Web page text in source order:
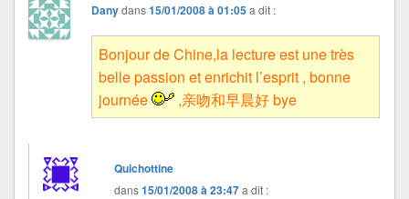
Danydans15/01/2008 à 01:05 a dit :
Bonjour de Chine,la lecture est une très
belle passion et enrichit l’esprit , bonne
journée
,亲吻和早晨好 bye
Quichottine
dans15/01/2008 à 23:47a dit :